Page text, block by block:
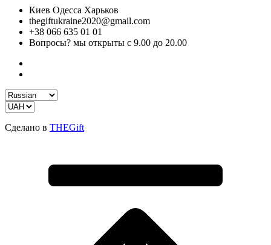
Киев Одесса Харьков
thegiftukraine2020@gmail.com
+38 066 635 01 01
Вопросы? мы открыты с 9.00 до 20.00
Сделано в THEGift